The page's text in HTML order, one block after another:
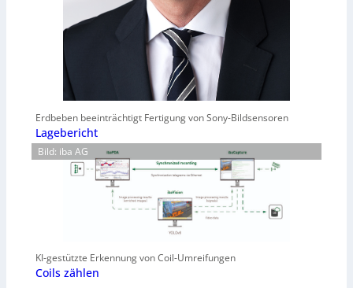
Erdbeben beeinträchtigt Fertigung von Sony-Bildsensoren
Lagebericht
Bild: iba AG
KI-gestützte Erkennung von Coil-Umreifungen
Coils zählen